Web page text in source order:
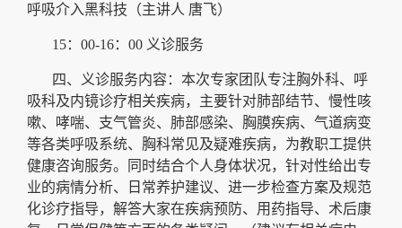
呼吸介入黑科技（主讲人 唐飞）
15：00-16：00 义诊服务
四、义诊服务内容：本次专家团队专注胸外科、呼
吸科及内镜诊疗相关疾病，主要针对肺部结节、慢性咳
嗽、哮喘、支气管炎、肺部感染、胸膜疾病、气道病变
等各类呼吸系统、胸科常见及疑难疾病，为教职工提供
健康咨询服务。同时结合个人身体状况，针对性给出专
业的病情分析、日常养护建议、进一步检查方案及规范
化诊疗指导，解答大家在疾病预防、用药指导、术后康